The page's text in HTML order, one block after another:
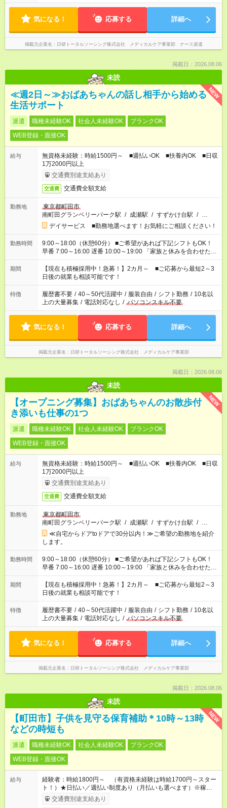
気になる！ 応募する 詳細へ
掲載元企業名 日研トータルソーシング株式会社 メディカルケア事業部 ナース派遣
掲載日：2026.08.06
未読
NEW
≪週2日～≫おばあちゃんの話し相手から始める
生活サポート
派遣 職種未経験OK 社会人未経験OK
ブランクOK
WEB登録・面接OK
給与
無資格未経験：時給1500円～ ■週払いOK ■扶養内OK ■日収
1万2000円以上
交通費別途支給あり
交通費 交通費全額支給
勤務地
東京都町田市
南町田グランベリーパーク駅 / 成瀬駅 / すずかけ台駅 / …
デイサービス ■勤務地選べます！お気軽にご相談ください！
勤務時間
9:00～18:00（休憩60分） ■ご希望があれば下記シフトもOK！
早番 7:00～16:00 遅番 10:00～19:00 「家族と休みを合わせた
い」 「余裕を持って夕飯の準備がしたい」 「できれば残業はし
たくない」 など、ご希望を教えてくださいね。 ※Wワーク希望
の方へ 今ご覧のお仕事で希望する勤務時間と、もう1つのお仕事
の勤務時間。 合計で週40時間を超える場合は応募できません。
期間
【現在も積極採用中！急募！】2カ月～ ■ご応募から最短2～3
日後の就業も相談可能です！
特徴 履歴書不要 / 40～50代活躍中 / 服装自由 / シフト勤務 / 10名以
上の大量募集 / 電話対応なし / パソコンスキル不要
気になる！ 応募する 詳細へ
掲載元企業名 日研トータルソーシング株式会社 メディカルケア事業部
掲載日：2026.08.06
未読
NEW
【オープニング募集】おばあちゃんのお散歩付
き添いも仕事の1つ
派遣 職種未経験OK 社会人未経験OK
ブランクOK
WEB登録・面接OK
給与
無資格未経験：時給1500円～ ■週払いOK ■扶養内OK ■日収
1万2000円以上
交通費別途支給あり
交通費 交通費全額支給
勤務地
東京都町田市
南町田グランベリーパーク駅 / 成瀬駅 / すずかけ台駅 / …
≪自宅からドアtoドアで30分以内！≫ご希望の勤務地を紹介
します。
勤務時間
9:00～18:00（休憩60分） ■ご希望があれば下記シフトもOK！
早番 7:00～16:00 遅番 10:00～19:00 「家族と休みを合わせた
い」 「余裕を持って夕飯の準備がしたい」 「できれば残業はし
たくない」 など、ご希望を教えてくださいね。 ※Wワーク希望
の方へ 今ご覧のお仕事で希望する勤務時間と、もう1つのお仕事
の勤務時間。 合計で週40時間を超える場合は応募できません。
期間
【現在も積極採用中！急募！】2カ月～ ■ご応募から最短2～3
日後の就業も相談可能です！
特徴 履歴書不要 / 40～50代活躍中 / 服装自由 / シフト勤務 / 10名以
上の大量募集 / 電話対応なし / パソコンスキル不要
気になる！ 応募する 詳細へ
掲載元企業名 日研トータルソーシング株式会社 メディカルケア事業部
掲載日：2026.08.06
未読
NEW
【町田市】子供を見守る保育補助＊10時～13時
などの時短も
派遣 職種未経験OK 社会人未経験OK
ブランクOK
WEB登録・面接OK
給与
経験者：時給1800円～ （有資格未経験は時給1700円～スター
ト！）★日払い／週払い制度あり（月払いも選べます）※稼働開
始時は手続き完了次第のお支払いとなります★フルタイムできる
方は100円アップ！
交通費別途支給あり